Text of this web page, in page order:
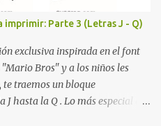
muestra la organización desde
el estilo geométrico y divertido
parte del juego de letras
Parte 3 (Letras J - Q)
exclusiva inspirada en el font
Bros" y a los niños les
te traemos un bloque
hasta la Q . Lo más especial de